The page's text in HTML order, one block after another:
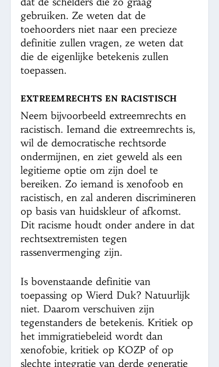
gebruiken. Ze weten dat de
toehoorders niet naar een precieze
definitie zullen vragen, ze weten dat
die de eigenlijke betekenis zullen
toepassen.
EXTREEMRECHTS EN RACISTISCH
Neem bijvoorbeeld extreemrechts en
racistisch. Iemand die extreemrechts is,
wil de democratische rechtsorde
ondermijnen, en ziet geweld als een
legitieme optie om zijn doel te
bereiken. Zo iemand is xenofoob en
racistisch, en zal anderen discrimineren
op basis van huidskleur of afkomst.
Dit racisme houdt onder andere in dat
rechtsextremisten tegen
rassenvermenging zijn.
Is bovenstaande definitie van
toepassing op Wierd Duk? Natuurlijk
niet. Daarom verschuiven zijn
tegenstanders de betekenis. Kritiek op
het immigratiebeleid wordt dan
xenofobie, kritiek op KOZP of op
slechte integratie van derde generatie